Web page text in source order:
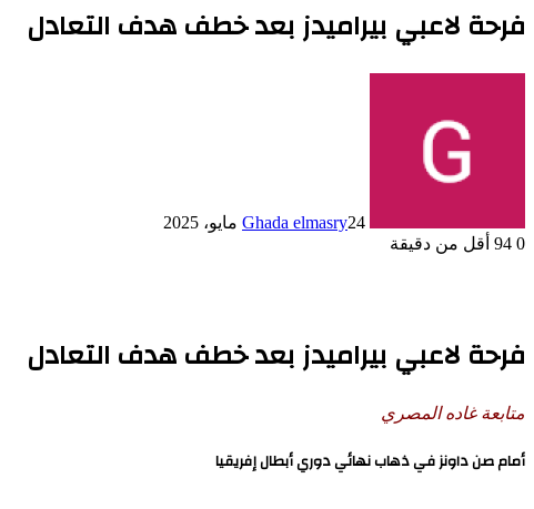
فرحة لاعبي بيراميدز بعد خطف هدف التعادل
Ghada elmasry24 مايو، 2025
0
أقل من دقيقة
فرحة لاعبي بيراميدز بعد خطف هدف التعادل
متابعة غاده المصري
أمام صنداونزفي ذهاب نهائي دوري أبطال إفريقيا